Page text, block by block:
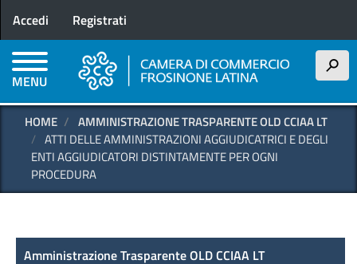
principale
Menu profilo utente
Accedi Registrati
MENU
h
HOME
AMMINISTRAZIONE TRASPARENTE OLD CCIAA LT
ATTI DELLE AMMINISTRAZIONI AGGIUDICATRICI E DEGLI
ENTI AGGIUDICATORI DISTINTAMENTE PER OGNI
PROCEDURA
Amministrazione Trasparente OLD
Amministrazione Trasparente OLD CCIAA LT